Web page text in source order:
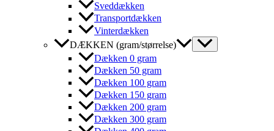
Sveddækken
Transportdækken
Vinterdækken
DÆKKEN (gram/størrelse)
Dækken 0 gram
Dækken 50 gram
Dækken 100 gram
Dækken 150 gram
Dækken 200 gram
Dækken 300 gram